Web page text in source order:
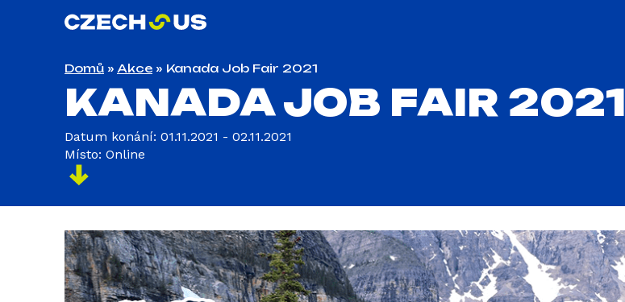
Domů » Akce » Kanada Job Fair 2021
KANADA JOB FAIR 2021
Datum konání: 01.11.2021 - 02.11.2021
Místo: Online